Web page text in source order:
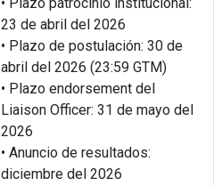
• Plazo patrocinio institucional:
23 de abril del 2026
• Plazo de postulación: 30 de
abril del 2026 (23:59 GTM)
• Plazo endorsement del
Liaison Officer: 31 de mayo del
2026
• Anuncio de resultados:
diciembre del 2026